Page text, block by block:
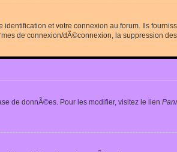
et votre connexion au forum. Ils
de connexion/dÃ©connexion, la suppression
de donnÃ©es. Pour les modifier, visitez le lien